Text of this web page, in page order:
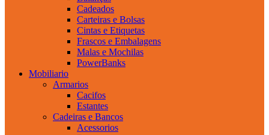
Cadeados
Carteiras e Bolsas
Cintas e Etiquetas
Frascos e Embalagens
Malas e Mochilas
PowerBanks
Mobiliario
Armarios
Cacifos
Estantes
Cadeiras e Bancos
Acessorios